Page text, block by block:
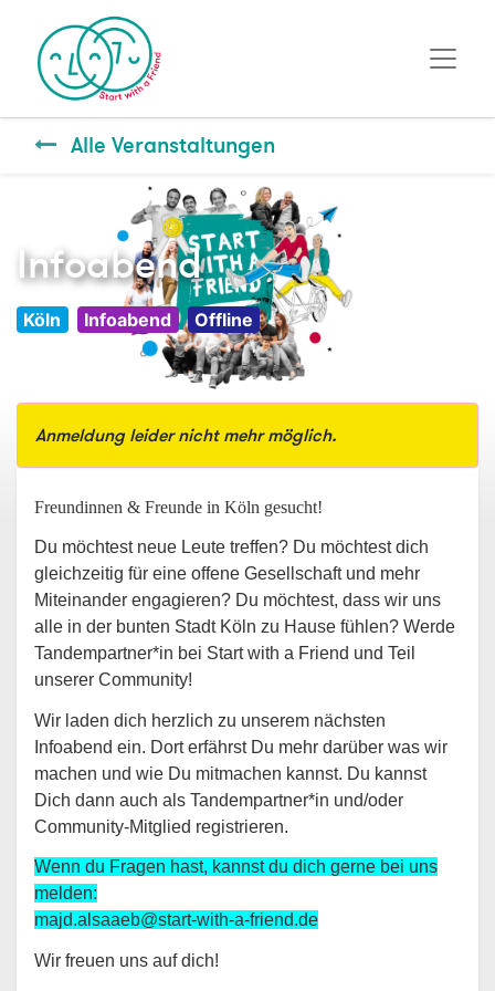
Alle Veranstaltungen
Infoabend
Köln Infoabend Offline
Anmeldung leider nicht mehr möglich.
Freundinnen & Freunde in Köln gesucht!
Du möchtest neue Leute treffen? Du möchtest dich
gleichzeitig für eine offene Gesellschaft und mehr
Miteinander engagieren? Du möchtest, dass wir uns
alle in der bunten Stadt Köln zu Hause fühlen? Werde
Tandempartner*in bei Start with a Friend und Teil
unserer Community!
Wir laden dich herzlich zu unserem nächsten
Infoabend ein. Dort erfährst Du mehr darüber was wir
machen und wie Du mitmachen kannst. Du kannst
Dich dann auch als Tandempartner*in und/oder
Community-Mitglied registrieren.
Wenn du Fragen hast, kannst du dich gerne bei uns
melden:
majd.alsaaeb@start-with-a-friend.de
Wir freuen uns auf dich!